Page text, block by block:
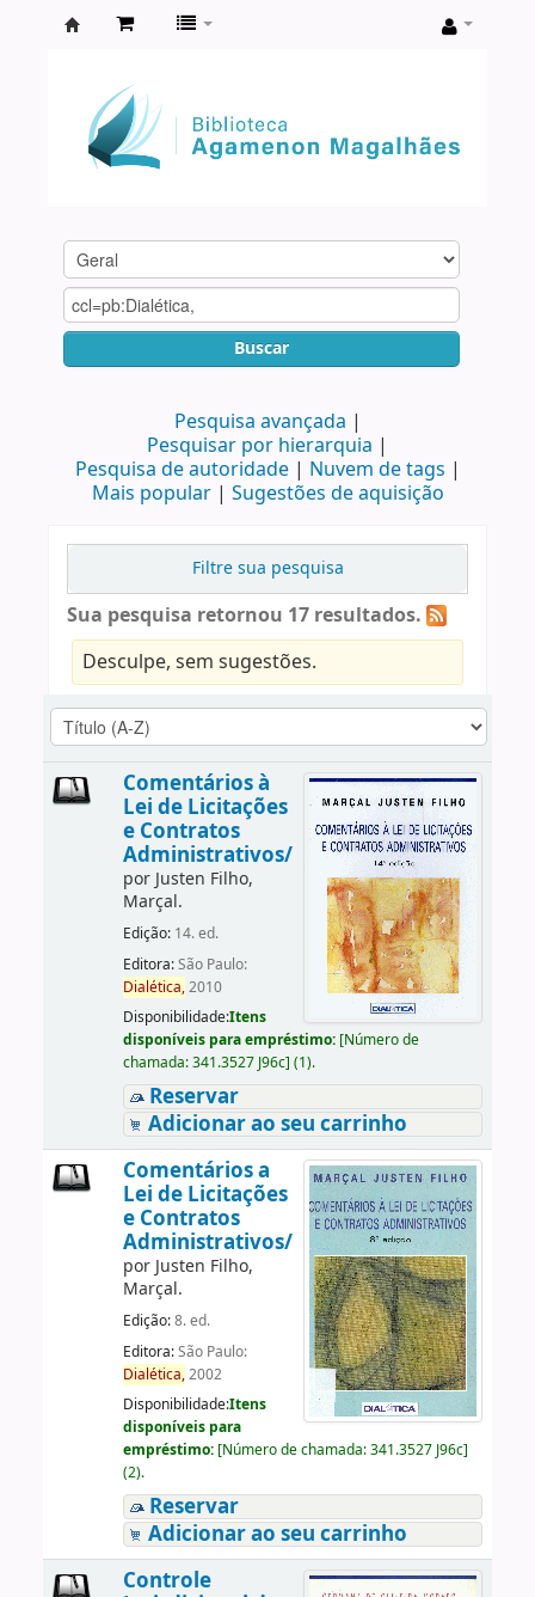
Agamenon
Magalhães
Buscar
Pesquisa avançada
Pesquisar por hierarquia
Pesquisa de autoridade
Nuvem de tags
Mais popular
Sugestões de aquisição
Filtre sua pesquisa
Sua pesquisa retornou 17 resultados.
Desculpe, sem sugestões.
Comentários à
Lei de Licitações
e Contratos
Administrativos/
por Justen Filho,
Marçal.
Edição: 14. ed.
Editora:São Paulo:
Dialética,2010
Disponibilidade:Itens
disponíveis para empréstimo: [Número de
chamada:341.3527 J96c] (1).
Reservar
Adicionar ao seu carrinho
Comentários a
Lei de Licitações
e Contratos
Administrativos/
por Justen Filho,
Marçal.
Edição:8. ed.
Editora:São Paulo:
Dialética,2002
Disponibilidade:Itens
disponíveis para
empréstimo: [Número de chamada:341.3527 J96c]
(2).
Reservar
Adicionar ao seu carrinho
Controle